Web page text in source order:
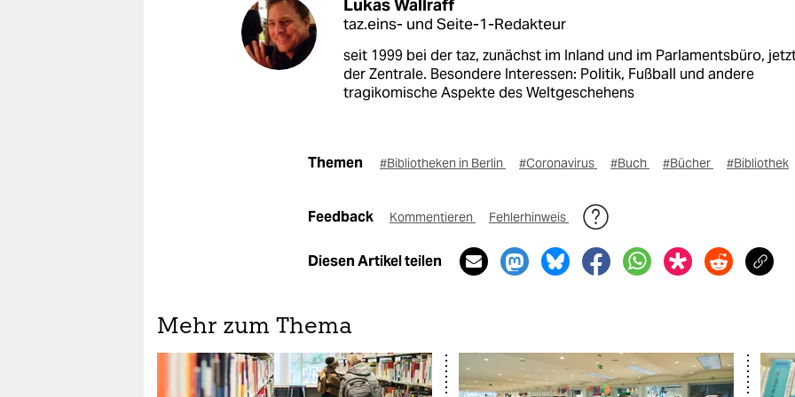
Lukas Wallraff
taz.eins- und Seite-1-Redakteur
seit 1999 bei der taz, zunächst im Inland und im Parlamentsbüro,
der Zentrale. Besondere Interessen: Politik, Fußball und andere
tragikomische Aspekte des Weltgeschehens
Themen #Bibliotheken in Berlin #Coronavirus #Buch #Bücher #Bibliothek
Feedback Kommentieren Fehlerhinweis
Diesen Artikel teilen
Mehr zum Thema